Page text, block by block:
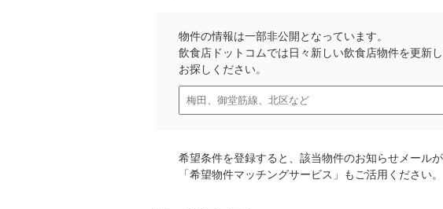
物件の情報は一部非公開となっています。
飲食店ドットコムでは日々新しい飲食店物件を更新
お探しください。
希望条件を登録すると、該当物件のお知らせメールが
「希望物件マッチングサービス」もご活用ください。